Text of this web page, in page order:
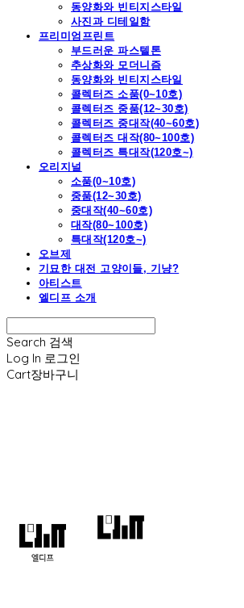
동양화와 빈티지스타일
사진과 디테일함
프리미엄프린트
부드러운 파스텔톤
추상화와 모더니즘
동양화와 빈티지스타일
콜렉터즈 소품(0~10호)
콜렉터즈 중품(12~30호)
콜렉터즈 중대작(40~60호)
콜렉터즈 대작(80~100호)
콜렉터즈 특대작(120호~)
오리지널
소품(0~10호)
중품(12~30호)
중대작(40~60호)
대작(80~100호)
특대작(120호~)
오브제
기묘한 대전 고양이들, 기냥?
아티스트
엘디프 소개
Search 검색
Log In 로그인
Cart장바구니